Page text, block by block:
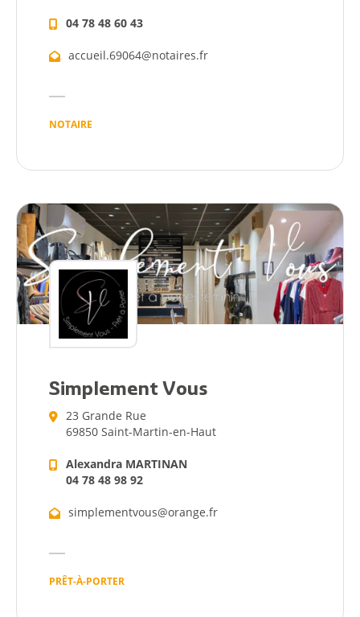
04 78 48 60 43
accueil.69064@notaires.fr
NOTAIRE
Simplement Vous
23 Grande Rue
69850 Saint-Martin-en-Haut
Alexandra MARTINAN
04 78 48 98 92
simplementvous@orange.fr
PRÊT-À-PORTER